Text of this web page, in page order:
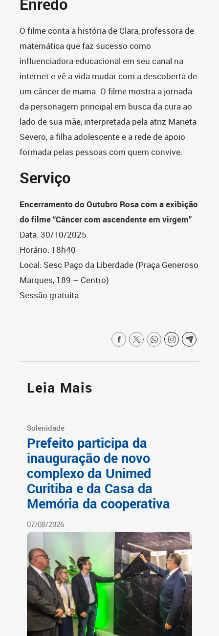
Enredo
O filme conta a história de Clara, professora de
matemática que faz sucesso como
influenciadora educacional em seu canal na
internet e vê a vida mudar com a descoberta de
um câncer de mama. O filme mostra a jornada
da personagem principal em busca da cura ao
lado de sua mãe, interpretada pela atriz Marieta
Severo, a filha adolescente e a rede de apoio
formada pelas pessoas com quem convive.
Serviço
Encerramento do Outubro Rosa com a exibição
do filme “Câncer com ascendente em virgem”
Data: 30/10/2025
Horário: 18h40
Local: Sesc Paço da Liberdade (Praça Generoso
Marques, 189 – Centro)
Sessão gratuita
Leia Mais
Solenidade
Prefeito participa da
inauguração de novo
complexo da Unimed
Curitiba e da Casa da
Memória da cooperativa
07/08/2026